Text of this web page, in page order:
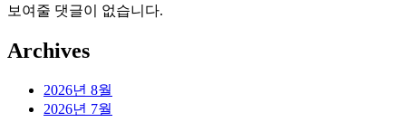
보여줄 댓글이 없습니다.
Archives
2026년 8월
2026년 7월